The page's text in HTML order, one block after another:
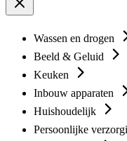
Wassen en drogen
Beeld & Geluid
Keuken
Inbouw apparaten
Huishoudelijk
Persoonlijke